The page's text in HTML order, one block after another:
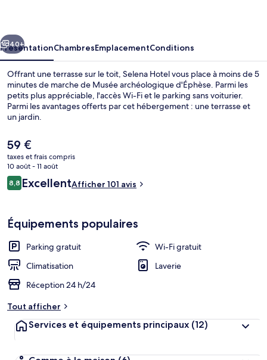
Suivant
40+
PrésentationChambresEmplacementConditions
Offrant une terrasse sur le toit, Selena Hotel vous place à moins de 5
minutes de marche de Musée archéologique d'Éphèse. Parmi les
petits plus appréciable, l'accès Wi-Fi et le parking sans voiturier.
Parmi les avantages offerts par cet hébergement : une terrasse et
un jardin.
Le
prix
actuel
est
de
59 €
taxes et frais compris
10 août - 11 août
Avis
voyageurs
8,88,8 sur 10
ExcellentAfficher 101 avis
Équipements populaires
Parking gratuit
Wi-Fi gratuit
Climatisation
Laverie
Réception 24 h/24
Tout afficher
Services et équipements principaux (12)